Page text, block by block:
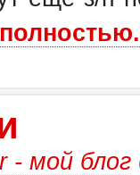
- мой блог